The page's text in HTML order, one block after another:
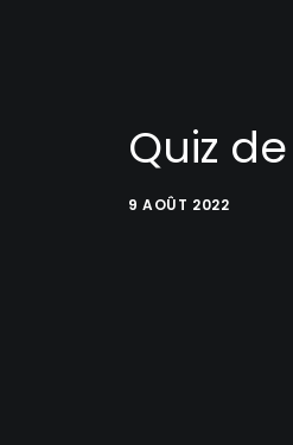
Quiz
9 AOÛT 2022